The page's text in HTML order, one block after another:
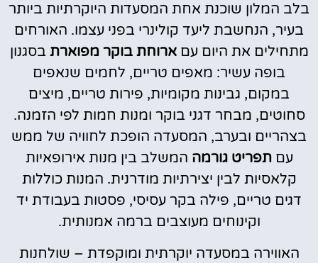
לחצו
בלב המלון שוכנת אחת המסעדות היוקרתיות ביותר
בעיר, הנחשבת ליעד קולינרי בפני עצמו. האורחים
מתחילים את היום עםארוחת בוקר מפוארת בסגנון
בופה עשיר: מאפים טריים, לחמים שנאפים
במקום, גבינות מקומיות, פירות טריים, מיצים
סחוטים, מבחר דגני בוקר ומנות חמות לפי הזמנה.
בצהריים ובערב, המסעדה הופכת לחוויה של ממש
עםתפריט גורמה המשלב בין מנות אירופאיות
קלאסיות לבין יצירתיות מודרנית. המנות כוללות
דגים טריים, פילה בקר עסיסי, פסטות בעבודת יד
וקינוחים מעוצבים ברמה אמנותית.
האווירה במסעדה יוקרתית ומוקפדת – שולחנות